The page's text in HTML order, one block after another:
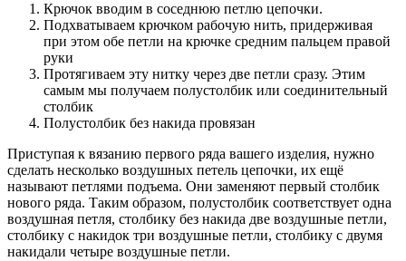
Крючок вводим в соседнюю петлю цепочки.
Подхватываем крючком рабочую нить, придерживая
при этом обе петли на крючке средним пальцем правой
руки
Протягиваем эту нитку через две петли сразу. Этим
самым мы получаем полустолбик или соединительный
столбик
Полустолбик без накида провязан
Приступая к вязанию первого ряда вашего изделия, нужно
сделать несколько воздушных петель цепочки, их ещё
называют петлями подъема. Они заменяют первый столбик
нового ряда. Таким образом, полустолбик соответствует одна
воздушная петля, столбику без накида две воздушные петли,
столбику с накидок три воздушные петли, столбику с двумя
накидали четыре воздушные петли.